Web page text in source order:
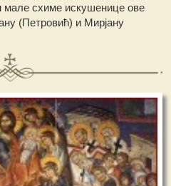
мале схиме искушенице ове
(Петровић) и Мирјану